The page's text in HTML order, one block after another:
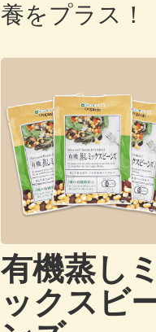
養をプラス！
有機蒸し
ックスビ